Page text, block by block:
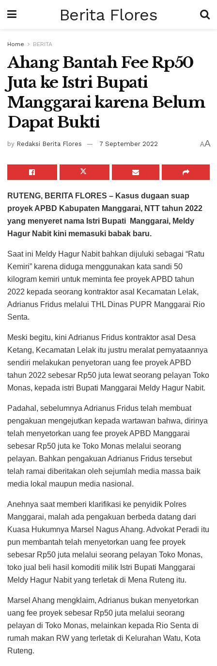
Berita Flores
Home BERITA
Ahang Bantah Fee Rp50
Juta ke Istri Bupati
Manggarai karena Belum
Dapat Bukti
by Redaksi Berita Flores 7 September 2022 AA
RUTENG, BERITA FLORES – Kasus dugaan suap
proyek APBD Kabupaten Manggarai, NTT tahun 2022
yang menyeret nama Istri Bupati Manggarai, Meldy
Hagur Nabit kini memasuki babak baru.
Saat ini Meldy Hagur Nabit bahkan dijuluki sebagai “Ratu
Kemiri” karena diduga menggunakan kata sandi 50
kilogram kemiri untuk meminta fee proyek APBD tahun
2022 kepada seorang kontraktor asal Kecamatan Lelak,
Adrianus Fridus melalui THL Dinas PUPR Manggarai Rio
Senta.
Meski begitu, kini Adrianus Fridus kontraktor asal Desa
Ketang, Kecamatan Lelak itu justru meralat pernyataannya
sendiri melakukan penyetoran uang fee proyek APBD
tahun 2022 sebesar Rp50 juta lewat seorang pelayan Toko
Monas, kepada istri Bupati Manggarai Meldy Hagur Nabit.
Padahal, sebelumnya Adrianus Fridus telah membuat
pengakuan mengejutkan kepada wartawan bahwa, dirinya
telah menyetorkan uang fee proyek APBD Manggarai
sebesar Rp50 juta ke Toko Monas melalui seorang
pelayan. Bahkan pengakuan Adrianus Fridus tersebut
telah ramai diberitakan oleh sejumlah media massa baik
media lokal maupun media nasional.
Anehnya saat memberi klarifikasi ke penyidik Polres
Manggarai, malah ada pengakuan berbeda datang dari
Kuasa Hukumnya Marsel Nagus Ahang. Advokat Peradi itu
pun membantah telah menyetorkan uang fee proyek
sebesar Rp50 juta melalui seorang pelayan Toko Monas,
toko jual beli hasil komoditi milik Istri Bupati Manggarai
Meldy Hagur Nabit yang terletak di Mena Ruteng itu.
Marsel Ahang mengklaim, Adrianus bukan menyetorkan
uang fee proyek sebesar Rp50 juta melalui seorang
pelayan di Toko Monas, melainkan kepada Rio Senta di
rumah makan RW yang terletak di Kelurahan Watu, Kota
Ruteng.